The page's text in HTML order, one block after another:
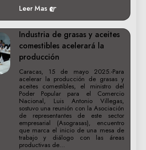
Leer Mas
Industria de grasas y aceites
comestibles acelerará la
producción
Caracas, 15 de mayo 2025.-Para
acelerar la producción de grasas y
aceites comestibles, el ministro del
Poder Popular para el Comercio
Nacional, Luis Antonio Villegas,
sostuvo una reunión con la Asociación
de representantes de este sector
empresarial (Asograsas), encuentro
que marca el inicio de una mesa de
trabajo y diálogo con las áreas
productivas de…